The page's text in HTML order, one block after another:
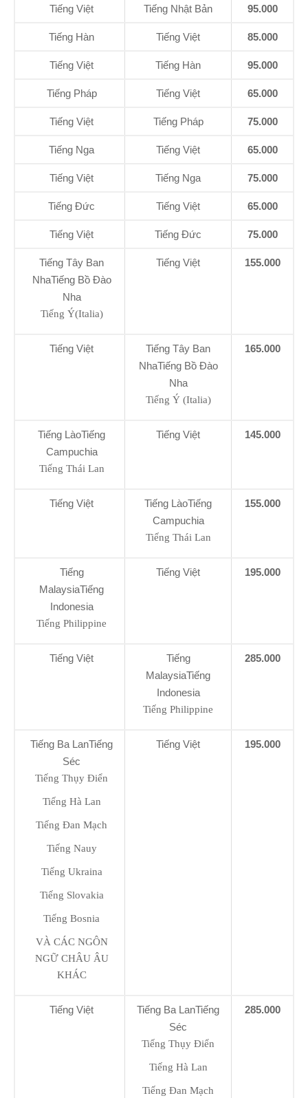
Tiếng Việt Tiếng Nhật Bản 95.000
Tiếng Hàn Tiếng Việt 85.000
Tiếng Việt Tiếng Hàn 95.000
Tiếng Pháp Tiếng Việt 65.000
Tiếng Việt Tiếng Pháp 75.000
Tiếng Nga Tiếng Việt 65.000
Tiếng Việt Tiếng Nga 75.000
Tiếng Đức Tiếng Việt 65.000
Tiếng Việt Tiếng Đức 75.000
Tiếng Tây Ban
NhaTiếng Bồ Đào
Nha
Tiếng Ý(Italia)
Tiếng Việt 155.000
Tiếng Việt
Tiếng Tây Ban
NhaTiếng Bồ Đào
Nha
Tiếng Ý (Italia)
165.000
Tiếng LàoTiếng
Campuchia
Tiếng Thái Lan
Tiếng Việt 145.000
Tiếng Việt
Tiếng LàoTiếng
Campuchia
Tiếng Thái Lan
155.000
Tiếng
MalaysiaTiếng
Indonesia
Tiếng Philippine
Tiếng Việt 195.000
Tiếng Việt
Tiếng
MalaysiaTiếng
Indonesia
Tiếng Philippine
285.000
Tiếng Ba LanTiếng
Séc
Tiếng Thụy Điển
Tiếng Hà Lan
Tiếng Đan Mạch
Tiếng Nauy
Tiếng Ukraina
Tiếng Slovakia
Tiếng Bosnia
VÀ CÁC NGÔN
NGỮ CHÂU ÂU
KHÁC
Tiếng Việt 195.000
Tiếng Việt
Tiếng Ba LanTiếng
Séc
Tiếng Thụy Điển
Tiếng Hà Lan
Tiếng Đan Mạch
285.000